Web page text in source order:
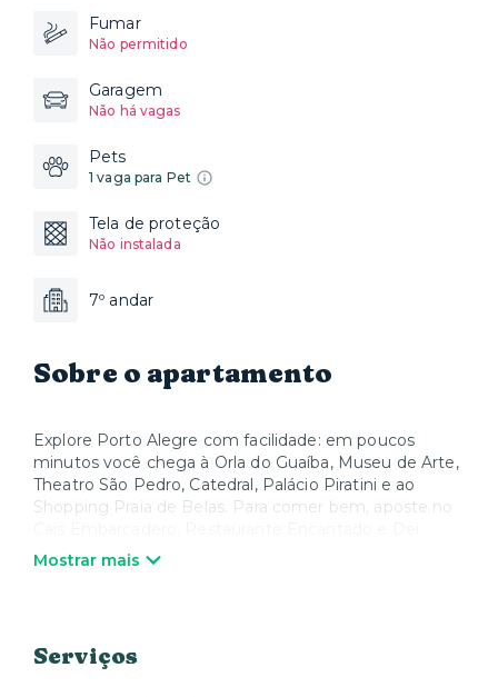
Fumar
Não permitido
Garagem
Não há vagas
Pets
1 vaga para Pet
Tela de proteção
Não instalada
7º andar
Sobre o apartamento
Explore Porto Alegre com facilidade: em poucos
minutos você chega à Orla do Guaíba, Museu de Arte,
Theatro São Pedro, Catedral, Palácio Piratini e ao
Shopping Praia de Belas. Para comer bem, aposte no
Fratelli. O condomínio oferece academia equipada,
facial. A senha da unidade será enviada após o seu
Mostrar mais
Serviços